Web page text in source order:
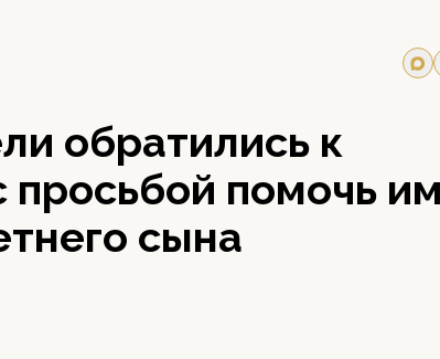
обратились к
просьбой помочь
сына